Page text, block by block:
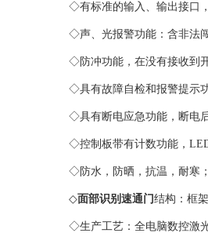
◇有标准的输入、输出接口
◇声、光报警功能：含非法闯
◇防冲功能，在没有接收到
◇具有故障自检和报警提示
◇具有断电应急功能，断电后
◇控制板带有计数功能，LED
◇防水，防晒，抗温，耐寒；
◇面部识别速通门结构：框
◇生产工艺：全电脑数控激